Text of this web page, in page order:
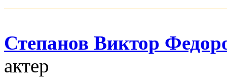
Степанов Виктор
актер